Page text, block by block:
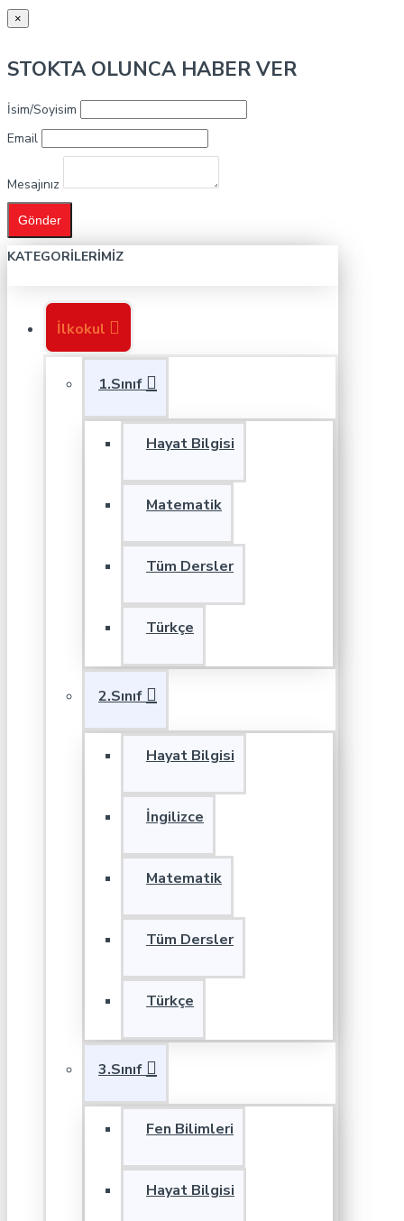
×
STOKTA OLUNCA HABER VER
İsim/Soyisim
Email
Mesajınız
Gönder
KATEGORILERIMIZ
İlkokul
1.Sınıf
Hayat Bilgisi
Matematik
Tüm Dersler
Türkçe
2.Sınıf
Hayat Bilgisi
İngilizce
Matematik
Tüm Dersler
Türkçe
3.Sınıf
Fen Bilimleri
Hayat Bilgisi